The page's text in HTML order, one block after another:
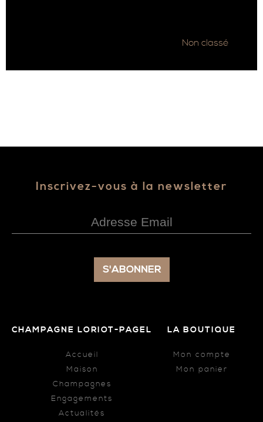
Non classé
Inscrivez-vous à la newsletter
CHAMPAGNE LORIOT-PAGEL
Accueil
Maison
Champagnes
Engagements
Actualités
LA BOUTIQUE
Mon compte
Mon panier